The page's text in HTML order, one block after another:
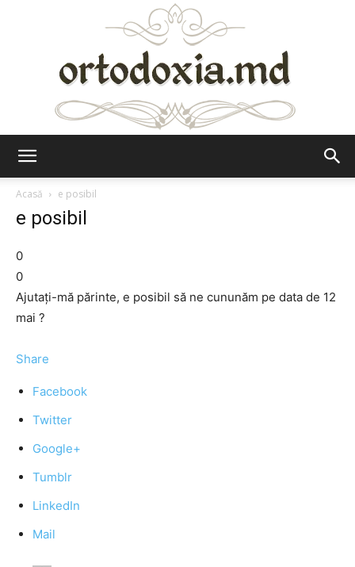
Acasă
e posibil
e posibil
0
0
Ajutaţi-mă părinte, e posibil să ne cununăm pe data de 12
mai ?
Share
Facebook
Twitter
Google+
Tumblr
LinkedIn
Mail